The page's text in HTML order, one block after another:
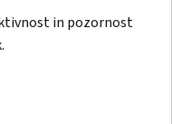
in pozornost